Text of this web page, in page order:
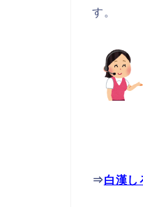
す。
⇒白漢し